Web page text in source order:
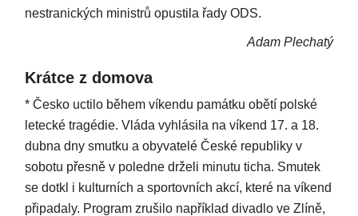
nestranických ministrů opustila řady ODS.
Adam Plechatý
Krátce z domova
* Česko uctilo během víkendu památku obětí polské
letecké tragédie. Vláda vyhlásila na víkend 17. a 18.
dubna dny smutku a obyvatelé České republiky v
sobotu přesně v poledne drželi minutu ticha. Smutek
se dotkl i kulturních a sportovních akcí, které na víkend
připadaly. Program zrušilo například divadlo ve Zlíně,